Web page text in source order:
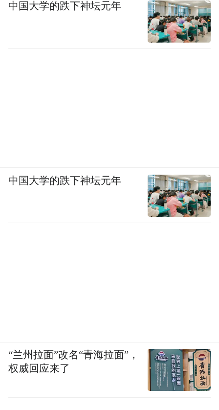
中国大学的跌下神坛元年
中国大学的跌下神坛元年
“兰州拉面”改名“青海拉面”，
权威回应来了